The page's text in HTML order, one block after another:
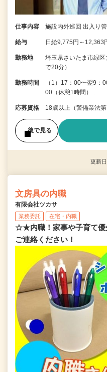
仕事内容 施設内外巡回 出入り
給与 日給9,775円～12,363
勤務地
埼玉県さいたま市緑
で20分）
勤務時間
（1）17：00〜翌9：
00（休憩1時間） …
応募資格 18歳以上（警備業法
後で見る
更新
文房具の内職
有限会社ツカサ
業務委託 在宅・内職
☆★内職！家事や子育て
ご連絡ください！